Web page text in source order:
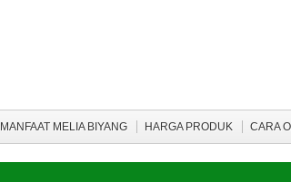
MANFAAT MELIA BIYANG HARGA PRODUK CARA